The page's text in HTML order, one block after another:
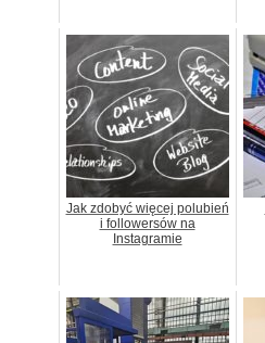
Jak zdobyć więcej polubień
i followersów na
Instagramie